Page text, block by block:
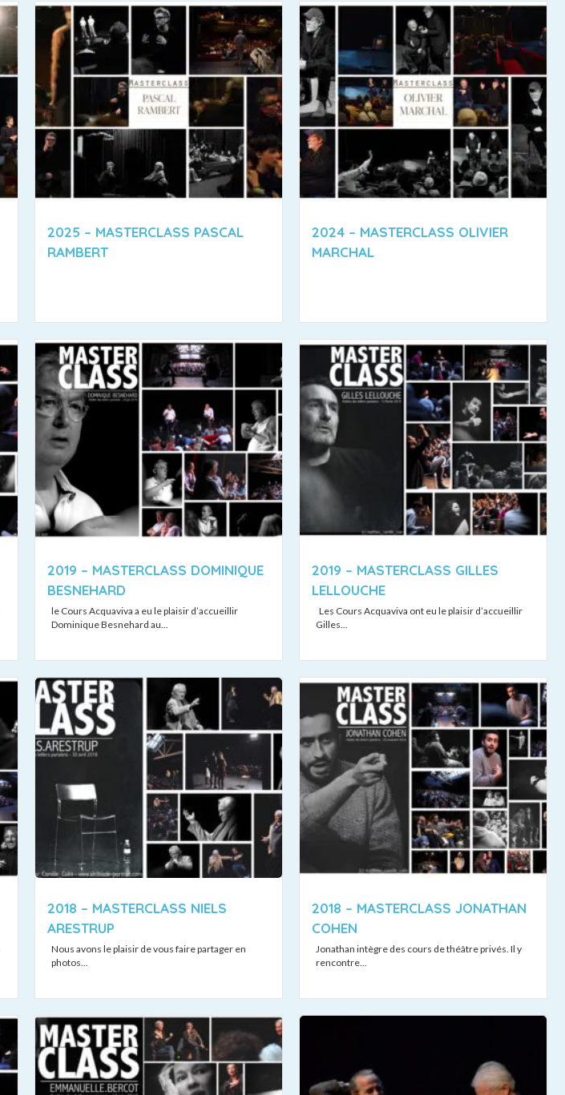
2025 – MASTERCLASS PASCAL
RAMBERT
2024 – MASTERCLASS OLIVIER
MARCHAL
2019 – MASTERCLASS DOMINIQUE
BESNEHARD
le Cours Acquaviva a eu le plaisir d’accueillir
Dominique Besnehard au...
2019 – MASTERCLASS GILLES
LELLOUCHE
Les Cours Acquaviva ont eu le plaisir d’accueillir
Gilles...
2018 – MASTERCLASS NIELS
ARESTRUP
Nous avons le plaisir de vous faire partager en
photos...
2018 – MASTERCLASS JONATHAN
COHEN
Jonathan intègre des cours de théâtre privés. Il y
rencontre...